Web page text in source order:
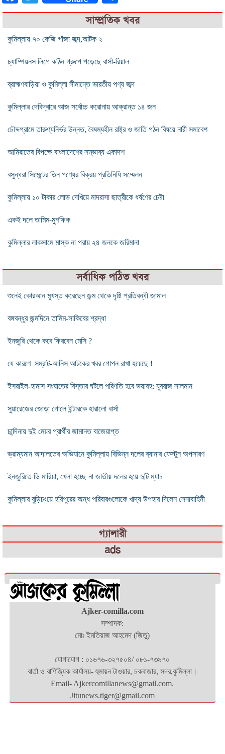
সাম্প্রতিক খবর
কুমিল্লায় ৭০ কেজি গাঁজা জব্দ,আটক ২
চ্যাম্পিয়নস লিগে কঠিন গ্রুপে পড়েছে বার্সা-রিয়াল
ব্রাহ্মণবাড়িয়া ও কুমিল্লা সীমান্তে ভারতীয় পণ্য জব্দ
কুমিল্লার দেবিদ্বারে আজ সর্বোচ্চ করোনায় আক্রান্ত ১৪ জন
চৌদ্দগ্রামে তারুণ্যনির্ভর উন্নত, বৈষম্যহীন রাষ্ট্র ও জাতি গঠন বিষয়ে নারী সমাবেশ
আমিরাতের বিপক্ষে বাংলাদেশের সম্ভাব্য একাদশ
বসুন্ধরা সিমেন্টের তিন পণ্যের বিক্রয় প্রতিনিধি সম্মেলন
কুমিল্লায় ১০ টাকার লোভ দেখিয়ে মাদরাসা ছাত্রীকে ধর্ষণের চেষ্টা
একই দলে তামিম-মুশফিক
কুমিল্লার লাকসামে মাস্ক না পরায় ২৪ জনকে জরিমানা
সর্বাধিক পঠিত খবর
শুনেই কোরআন মুখস্ত করেছেন জন্ম থেকে দৃষ্টি প্রতিবন্ধী জামাল
বঙ্গবন্ধুর জন্মদিনে তামিম-সাকিবের শ্রদ্ধা
ইনজুরি থেকে কবে ফিরবেন মেসি ?
যে কারণে সম্রাট-আনিস আটকের খবর গোপন রাখা হয়েছে !
ইসরাইল-হামাস সংঘাতের বিস্তার ঘটলে পরিণতি হবে ভয়াবহ: যুবরাজ সালমান
সুয়ারেজের জোড়া গোলে ইন্টারকে হারালো বার্সা
চান্দিনায় দুই মেয়র প্রার্থীর জামানত বাজেয়াপ্ত
ভ্রাম্যমান আদালতের অভিযানে কুমিল্লায় বিভিন্ন দলের ব্যানার ফেস্টুন অপসারণ
ইনজুরিতে ডি মারিয়া, খেলা হচ্ছে না জাতীয় দলের হয়ে দুটি ম্যাচ
কুমিল্লার বুড়িচংয়ে হরিপুরের অন্ধ পরিবারগুলোকে খাদ্য উপহার দিলেন সেনাবাহিনী
গ্যালারী
ads
Ajker-comilla.com
সম্পাদক:
মোঃ ইমতিয়াজ আহমেদ (জিতু)
যোগাযোগ : ০১৬৭৬-৩২৭৫০৪/ ০৮১-৭৩৯৭০
বার্তা ও বাণিজ্যিক কার্যালয়- হুমায়ন টাওয়ার, চকবাজার, সদর,কুমিল্লা।
Email- Ajkercomillanews@gmail.com.
Jitunews.tiger@gmail.com